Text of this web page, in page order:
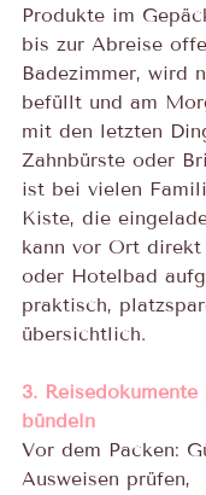
Produkte im
bis zur Abreise
Badezimmer, wird
befüllt und am
mit den letzten
Zahnbürste oder
ist bei vielen
Kiste, die
kann vor Ort direkt
oder Hotelbad
praktisch,
übersichtlich.
3.
bündeln
Vor dem Packen:
Ausweisen prüfen,